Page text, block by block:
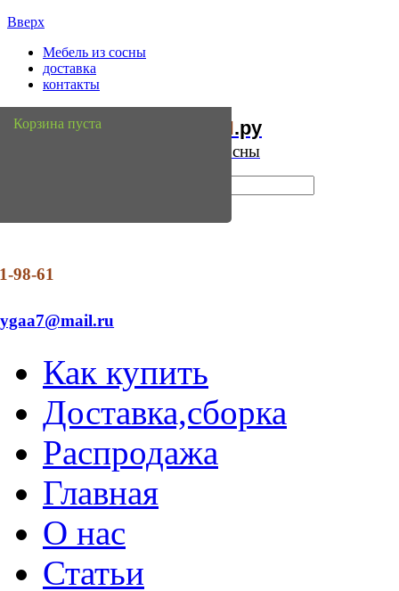
Вверх
Мебель из сосны
доставка
контакты
Мебель Сосны.ру
Интернет магазин мебели из сосны
98-61
Как купить
Доставка,сборка
Распродажа
Главная
О нас
Статьи
Корзина пуста